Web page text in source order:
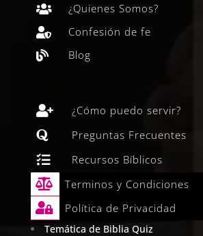
 ¿Quienes Somos?
 Confesión de fe
 Blog
 ¿Cómo puedo servir?
 Preguntas Frecuentes
 Recursos Bíblicos
 Terminos y Condiciones
 Política de Privacidad
Temática de Biblia Quiz